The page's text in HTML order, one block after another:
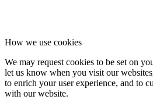
How we use cookies
We may request cookies to be set on
let us know when you visit our
to enrich your user experience, and to
with our website.